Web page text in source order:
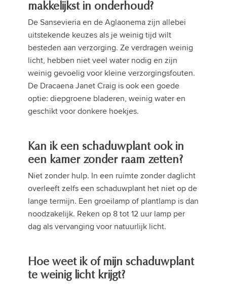
makkelijkst in onderhoud?
De Sansevieria en de Aglaonema zijn allebei
uitstekende keuzes als je weinig tijd wilt
besteden aan verzorging. Ze verdragen weinig
licht, hebben niet veel water nodig en zijn
weinig gevoelig voor kleine verzorgingsfouten.
De Dracaena Janet Craig is ook een goede
optie: diepgroene bladeren, weinig water en
geschikt voor donkere hoekjes.
Kan ik een schaduwplant ook in
een kamer zonder raam zetten?
Niet zonder hulp. In een ruimte zonder daglicht
overleeft zelfs een schaduwplant het niet op de
lange termijn. Een groeilamp of plantlamp is dan
noodzakelijk. Reken op 8 tot 12 uur lamp per
dag als vervanging voor natuurlijk licht.
Hoe weet ik of mijn schaduwplant
te weinig licht krijgt?